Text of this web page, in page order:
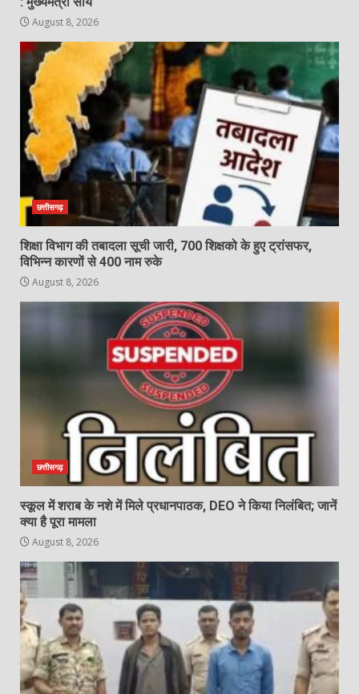
August 8, 2026
छत्तीसगढ़
शिक्षा विभाग की तबादला सूची जारी, 700 शिक्षको के हुए ट्रांसफर,
विभिन्न कारणों से 400 नाम रुके
August 8, 2026
छत्तीसगढ़
स्कूल में शराब के नशे में मिले प्रधानपाठक, DEO ने किया निलंबित; जानें
क्या है पूरा मामला
August 8, 2026